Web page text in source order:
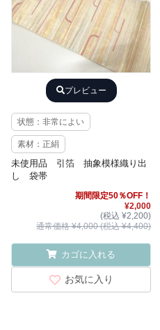
プレビュー
状態：非常によい
素材：正絹
未使用品 引箔 抽象模様織り出
し 袋帯
期間限定50％OFF！
¥2,000
(税込 ¥2,200)
通常価格 ¥4,000 (税込 ¥4,400)
カゴに入れる
お気に入り